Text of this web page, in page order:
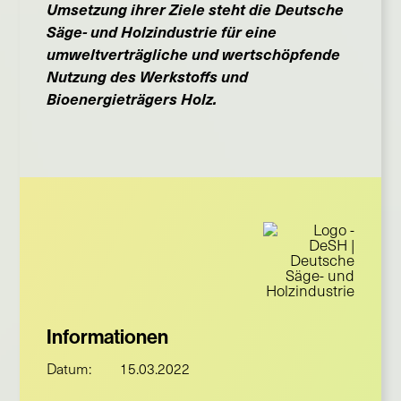
Umsetzung ihrer Ziele steht die Deutsche
Säge- und Holzindustriefür eine
umweltverträgliche und wertschöpfende
Nutzung des Werkstoffs und
Bioenergieträgers Holz.
Informationen
Datum: 15.03.2022